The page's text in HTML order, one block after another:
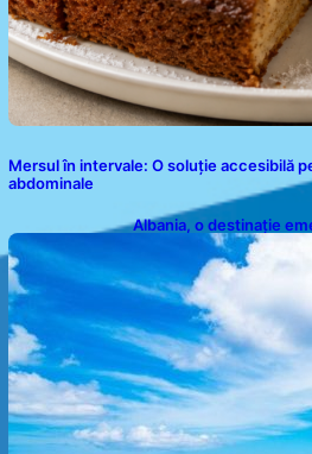
Mersul în intervale: O soluție accesibilă
abdominale
Albania, o destinație
spectaculoase, ape